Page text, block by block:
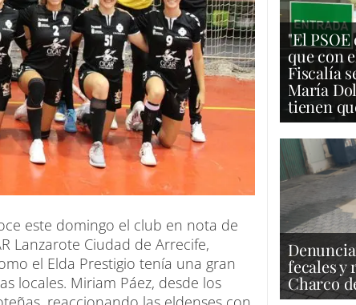
este domingo el club en nota de
Lanzarote Ciudad de Arrecife,
el Elda Prestigio tenía una gran
locales. Miriam Páez, desde los
"El
que con
Fiscalía
María
tienen
fecales y
Charco